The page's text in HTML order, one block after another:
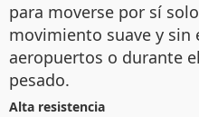
para moverse por sí
movimiento suave y sin
aeropuertos o durante
pesado.
Alta resistencia